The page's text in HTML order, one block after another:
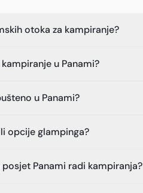
otoka za kampiranje?
u Panami?
u Panami?
opcije glampinga?
Panami radi kampiranja?